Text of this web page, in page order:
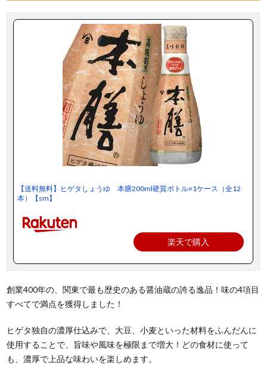
【送料無料】ヒゲタしょうゆ 本膳200ml硬質ボトル×1ケース（全12
本）【sm】
楽天で購入
創業400年の、関東で最も歴史のある醤油蔵の誇る逸品！味の4項目
すべてで満点を獲得しました！
ヒゲタ独自の濃厚仕込みで、大豆、小麦といった材料をふんだんに
使用することで、旨味や風味を極限まで増大！どの食材に使って
も、濃厚で上品な味わいを楽しめます。